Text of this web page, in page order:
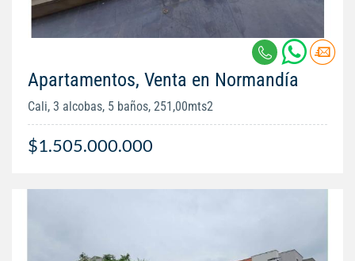
Apartamentos, Venta en Normandía
Cali, 3 alcobas, 5 baños, 251,00mts2
$1.505.000.000